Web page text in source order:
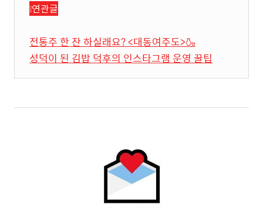
❕연관글
전통주 한 잔 하실래요? <대동여주도>🍶
성덕이 된 김밥 덕후의 인스타그램 운영 꿀팁